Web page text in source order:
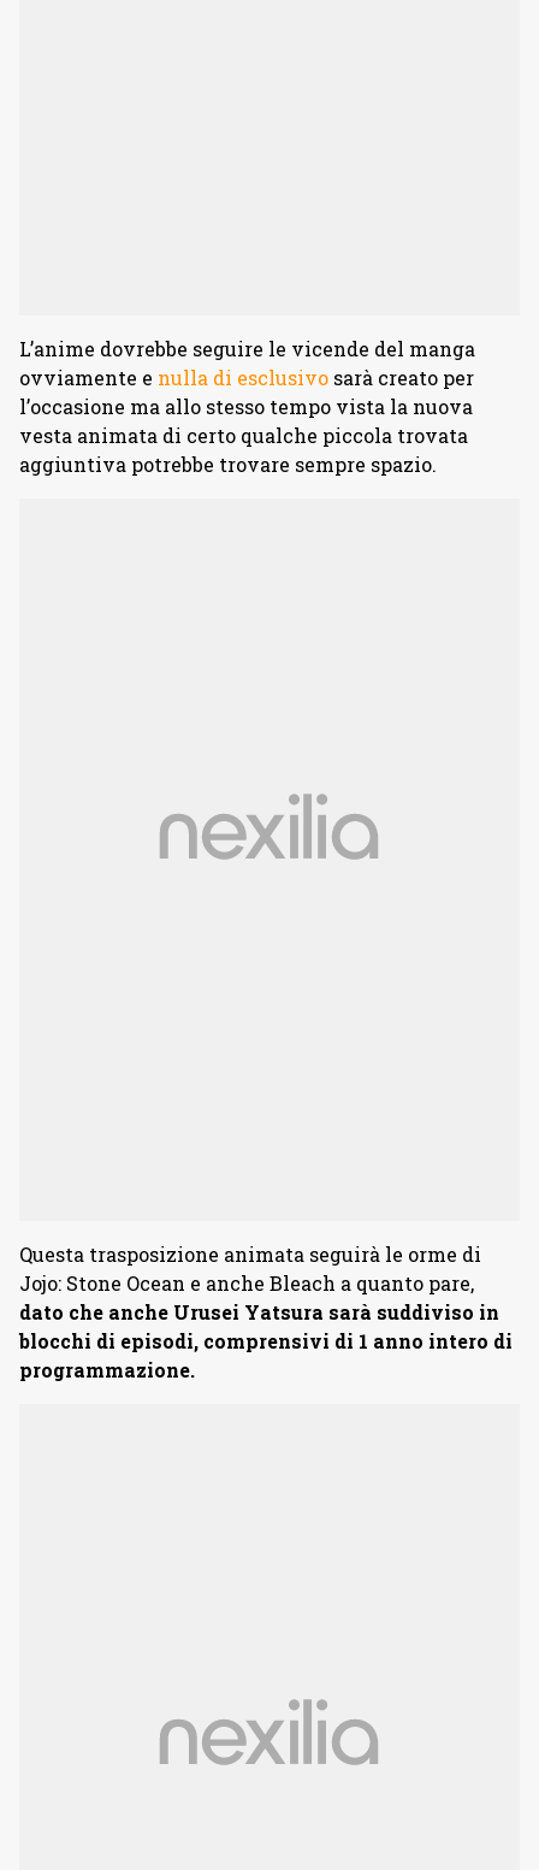
L’anime dovrebbe seguire le vicende del manga
ovviamente e nulla di esclusivo sarà creato per
l’occasione ma allo stesso tempo vista la nuova
vesta animata di certo qualche piccola trovata
aggiuntiva potrebbe trovare sempre spazio.
Questa trasposizione animata seguirà le orme di
Jojo: Stone Ocean e anche Bleach a quanto pare,
dato che anche Urusei Yatsura sarà suddiviso in
blocchi di episodi, comprensivi di 1 anno intero di
programmazione.